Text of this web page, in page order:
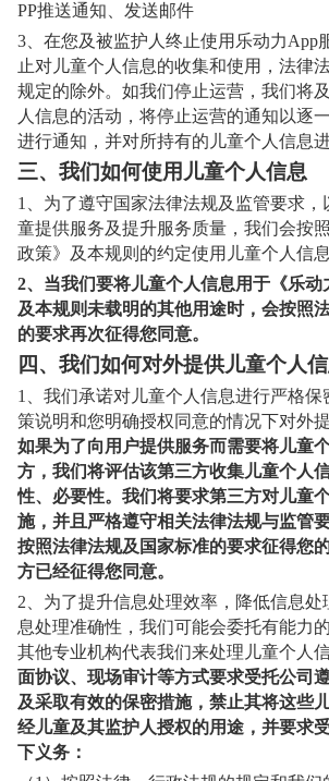
PP推送通知、发送邮件
3 、在您及被监护人终止使用乐动力App
止对儿童个人信息的收集和使用，法律
规定的除外。如我们停止运营，我们将
人信息的活动，将停止运营的通知以逐
进行通知，并对所持有的儿童个人信息进
三、我们如何使用儿童个人信息
1
、为了遵守国家法律法规及监管要求
童提供服务及提升服务质量，我们会按
政策》及本规则的约定使用儿童个人信息
2、当我们要将儿童个人信息用于《乐动
及本规则未载明的其他用途时，会按照
的要求再次征得您同意。
四、我们如何对外提供儿童个人
1
、我们承诺对儿童个人信息进行严格
策说明和您明确授权同意的情况下对外
如果为了向用户提供服务而需要将儿童
方，我们将评估该第三方收集儿童个人
性、必要性。我们将要求第三方对儿童
施，并且严格遵守相关法律法规与监管
按照法律法规及国家标准的要求征得您
方已经征得您同意。
2 、为了提升信息处理效率，降低信息
息处理准确性，我们可能会委托有能力
其他专业机构代表我们来处理儿童个人信
面协议、现场审计等方式要求受托公司
及采取有效的保密措施，禁止其将这些
经儿童及其监护人授权的用途，并要求
下义务：